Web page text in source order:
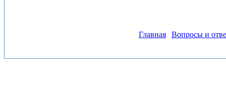
Главная Вопросы и